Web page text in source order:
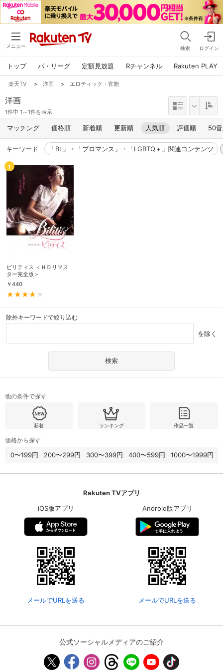
メニュー 検索 ログイン
トップ パ・リーグ 定額見放題 Rチャンネル Rakuten PLAY
楽天TV > 洋画 > エロティック・官能
洋画
1件中 1～1件を表示
マッチング 価格順 新着順 更新順 人気順 評価順 50
キーワード 「BL」・「ブロマンス」・「LGBTQ＋」関連コンテンツ
1
ビリティス ＜ＨＤリマス
ター完全版＞
￥440
除外キーワードで絞り込む
を除く
他の条件で探す
新着 ランキング 作品一覧
価格から探す
0〜199円 200〜299円 300〜399円 400〜599円 1000〜1999円
Rakuten TVアプリ
iOS版アプリ
メールでURLを送る
Android版アプリ
メールでURLを送る
公式ソーシャルメディアのご紹介